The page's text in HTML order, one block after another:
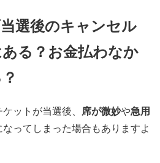
選後のキャンセル
る？お金払わなか
ットが当選後、 席が微妙や急用
なってしまった場合もありますよ